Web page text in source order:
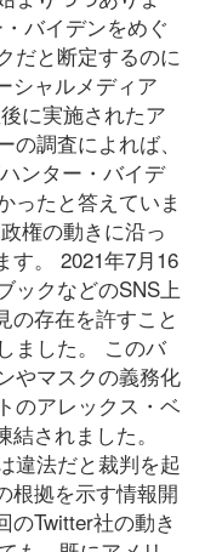
バイデンをめぐ
だと断定するのに
シャルメディア
に実施されたア
調査によれば、
ンター・バイデ
ったと答えていま
権の動きに沿っ
す。 2021年7月16
ックなどのSNS上
の存在を許すこと
ました。 このバ
やマスクの義務化
のアレックス・ベ
されました。
違法だと裁判を起
根拠を示す情報開
のTwitter社の動き